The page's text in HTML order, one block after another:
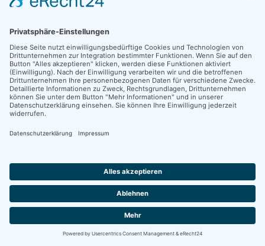
SPONSOREN
ANFAHRT
PARKEN
IMPRESSUM
DATENSCHUTZ
COOKIE-EINSTELLUNGEN
KLAUS-NEUKIRCHNER-RUNDE
TOUR 2022
TOUR 2019
TOUR 2017
TOUR 2016